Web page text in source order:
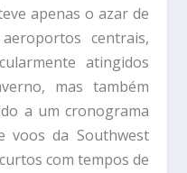
apenas o azar de
centrais,
atingidos
mas também
a um cronograma
voos da Southwest
com tempos de